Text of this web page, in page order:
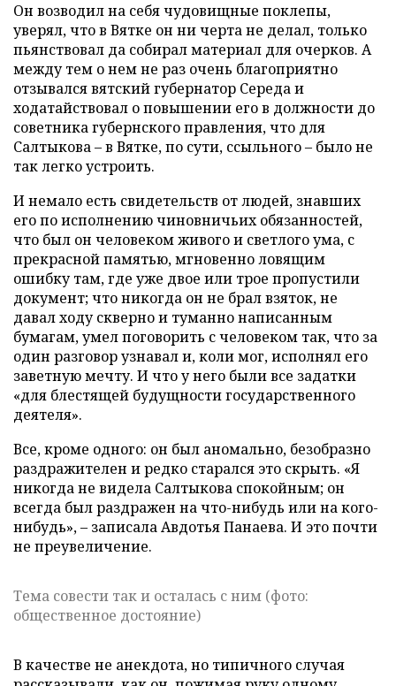
Он возводил на себя чудовищные поклепы,
уверял, что в Вятке он ни черта не делал, только
пьянствовал да собирал материал для очерков. А
между тем о нем не раз очень благоприятно
отзывался вятский губернатор Середа и
ходатайствовал о повышении его в должности до
советника губернского правления, что для
Салтыкова – в Вятке, по сути, ссыльного – было не
так легко устроить.
И немало есть свидетельств от людей, знавших
его по исполнению чиновничьих обязанностей,
что был он человеком живого и светлого ума, с
прекрасной памятью, мгновенно ловящим
ошибку там, где уже двое или трое пропустили
документ; что никогда он не брал взяток, не
давал ходу скверно и туманно написанным
бумагам, умел поговорить с человеком так, что за
один разговор узнавал и, коли мог, исполнял его
заветную мечту. И что у него были все задатки
«для блестящей будущности государственного
деятеля».
Все, кроме одного: он был аномально, безобразно
раздражителен и редко старался это скрыть. «Я
никогда не видела Салтыкова спокойным; он
всегда был раздражен на что-нибудь или на кого-
нибудь», – записала Авдотья Панаева. И это почти
не преувеличение.
Тема совести так и осталась с ним (фото:
общественное достояние)
В качестве не анекдота, но типичного случая